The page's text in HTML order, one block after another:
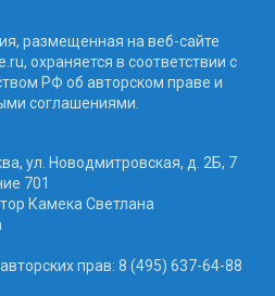
размещенная на веб-сайте
охраняется в соответствии с
РФ об авторском праве и
соглашениями.
ул. Новодмитровская, д. 2Б, 7
701
Камека Светлана
прав: 8 (495) 637-64-88